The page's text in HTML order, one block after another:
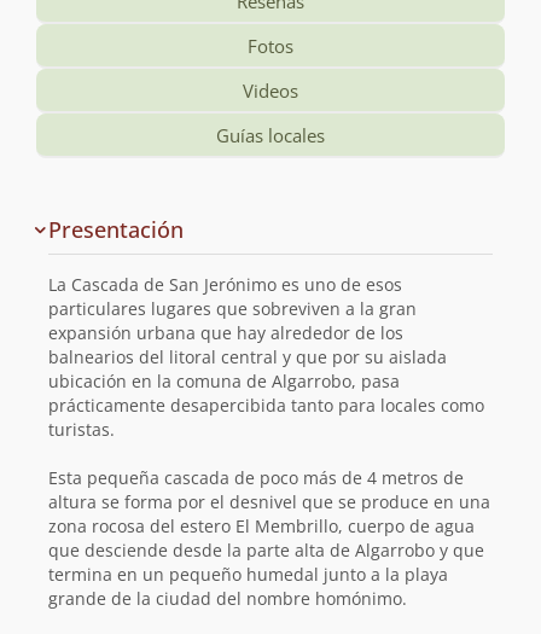
Fotos
Videos
Guías locales
y
planificación
de
la
ruta
Presentación
La Cascada de San Jerónimo es uno de esos
particulares lugares que sobreviven a la gran
expansión urbana que hay alrededor de los
balnearios del litoral central y que por su aislada
ubicación en la comuna de Algarrobo, pasa
prácticamente desapercibida tanto para locales como
turistas.
Esta pequeña cascada de poco más de 4 metros de
altura se forma por el desnivel que se produce en una
zona rocosa del estero El Membrillo, cuerpo de agua
que desciende desde la parte alta de Algarrobo y que
termina en un pequeño humedal junto a la playa
grande de la ciudad del nombre homónimo.